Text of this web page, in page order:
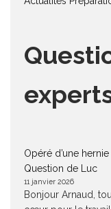
Opéré d’une
Question de Luc
11 janvier 2026
Bonjour Arnaud,